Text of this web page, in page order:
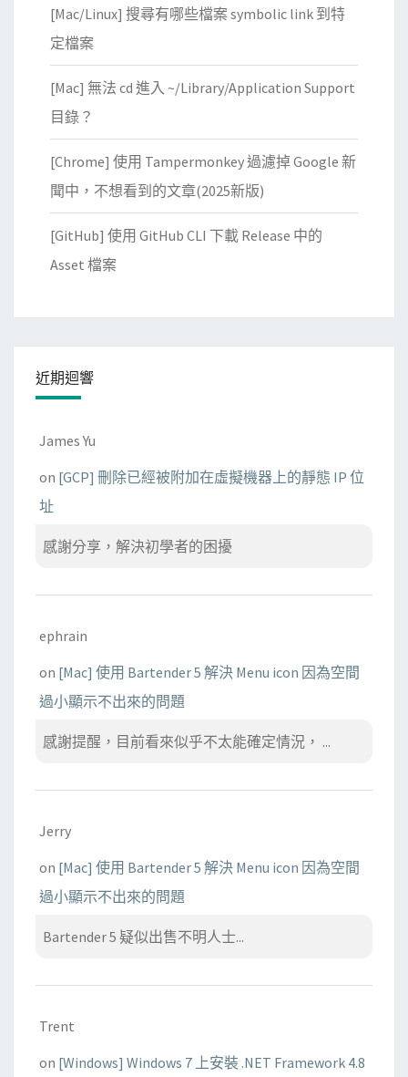
[Mac/Linux] 搜尋有哪些檔案 symbolic link 到特
定檔案
[Mac] 無法 cd 進入 ~/Library/Application Support
目錄？
[Chrome] 使用 Tampermonkey 過濾掉 Google 新
聞中，不想看到的文章(2025新版)
[GitHub] 使用 GitHub CLI 下載 Release 中的
Asset 檔案
近期迴響
James Yu
on [GCP] 刪除已經被附加在虛擬機器上的靜態 IP 位
址
感謝分享，解決初學者的困擾
ephrain
on [Mac] 使用 Bartender 5 解決 Menu icon 因為空間
過小顯示不出來的問題
感謝提醒，目前看來似乎不太能確定情況， ...
Jerry
on [Mac] 使用 Bartender 5 解決 Menu icon 因為空間
過小顯示不出來的問題
Bartender 5 疑似出售不明人士...
Trent
on [Windows] Windows 7 上安裝 .NET Framework 4.8